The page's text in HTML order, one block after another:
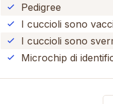
Pedigree
I cuccioli sono
I cuccioli sono
Microchip di